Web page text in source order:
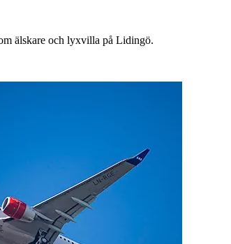
älskare och lyxvilla på Lidingö.